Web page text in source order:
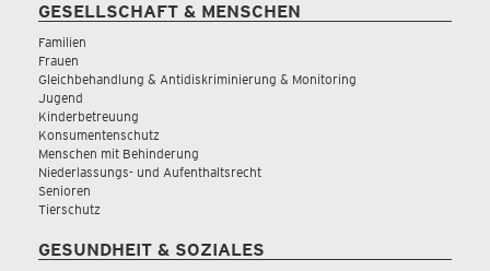
GESELLSCHAFT & MENSCHEN
Familien
Frauen
Gleichbehandlung & Antidiskriminierung & Monitoring
Jugend
Kinderbetreuung
Konsumentenschutz
Menschen mit Behinderung
Niederlassungs- und Aufenthaltsrecht
Senioren
Tierschutz
GESUNDHEIT & SOZIALES